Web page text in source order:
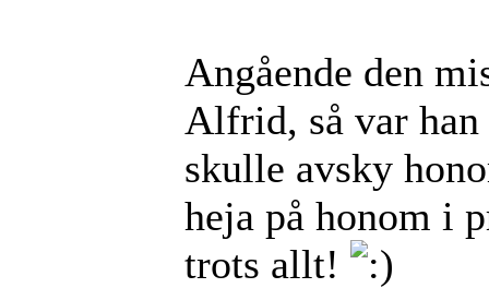
Angående den
Alfrid, så var
skulle avsky
heja på honom i
trots allt!